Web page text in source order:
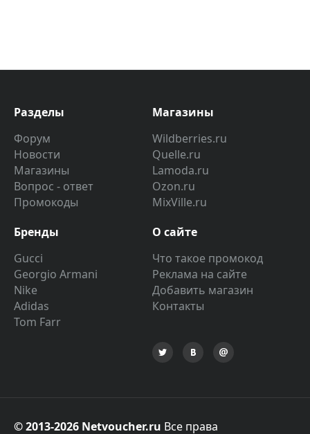
Разделы
Форум
Новости
Магазины
Вопрос - ответ
Промокоды
Магазины
Wildberries.ru
Quelle.ru
Lamoda.ru
Ozon.ru
MixVille.ru
Бренды
Gucci
Georgio Armani
Nike
Adidas
Tom Farr
О сайте
Что такое промокод
Реклама на сайте
Добавить магазин
Контакты
© 2013-2026 Netvoucher.ru Все права